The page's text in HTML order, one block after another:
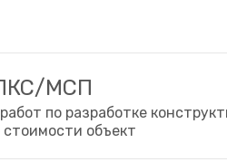
МСП
по разработке
объект